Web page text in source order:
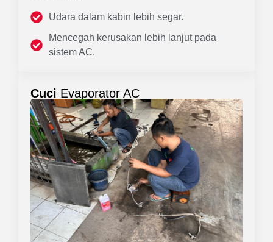
Udara dalam kabin lebih segar.
Mencegah kerusakan lebih lanjut pada
sistem AC.
Cuci Evaporator AC